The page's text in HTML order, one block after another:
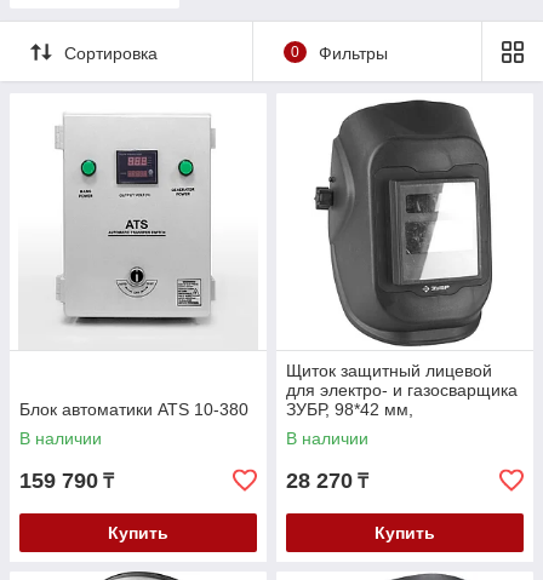
Сортировка 0 Фильтры
Блок автоматики ATS 10-380
В наличии
159 790 ₸
Купить
Щиток защитный лицевой
для электро- и газосварщика
ЗУБР, 98*42 мм,
автозатемнение (11079)
В наличии
28 270 ₸
Купить